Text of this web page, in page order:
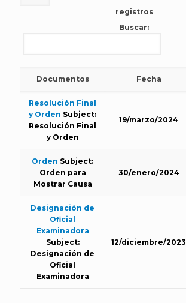
registros
Buscar:
Documentos Fecha
Resolución Final
y Orden Subject:
Resolución Final
y Orden
19/marzo/2024
Orden Subject:
Orden para
Mostrar Causa
30/enero/2024
Designación de
Oficial
Examinadora
Subject:
Designación de
Oficial
Examinadora
12/diciembre/2023